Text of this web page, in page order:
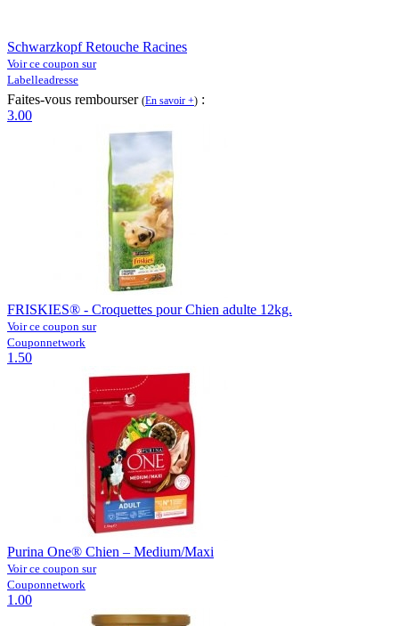
Schwarzkopf Retouche Racines
Voir ce coupon sur
Labelleadresse
Faites-vous rembourser (En savoir +) :
3.00
FRISKIES® - Croquettes pour Chien adulte 12kg.
Voir ce coupon sur
Couponnetwork
1.50
Purina One® Chien – Medium/Maxi
Voir ce coupon sur
Couponnetwork
1.00